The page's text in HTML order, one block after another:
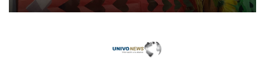
A propósito del asesinato de la
sargento Vanessa Guillén